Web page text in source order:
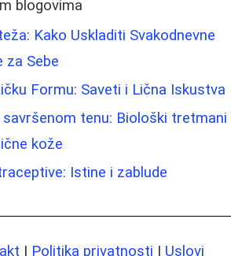
blogovima
Kako Uskladiti Svakodnevne
za Sebe
Formu: Saveti i Lična Iskustva
tenu: Biološki tretmani
kože
Istine i zablude
| Politika privatnosti | Uslovi